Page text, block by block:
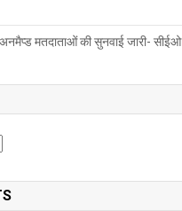
मतदाताओं की सुनवाई जारी- सीईओ